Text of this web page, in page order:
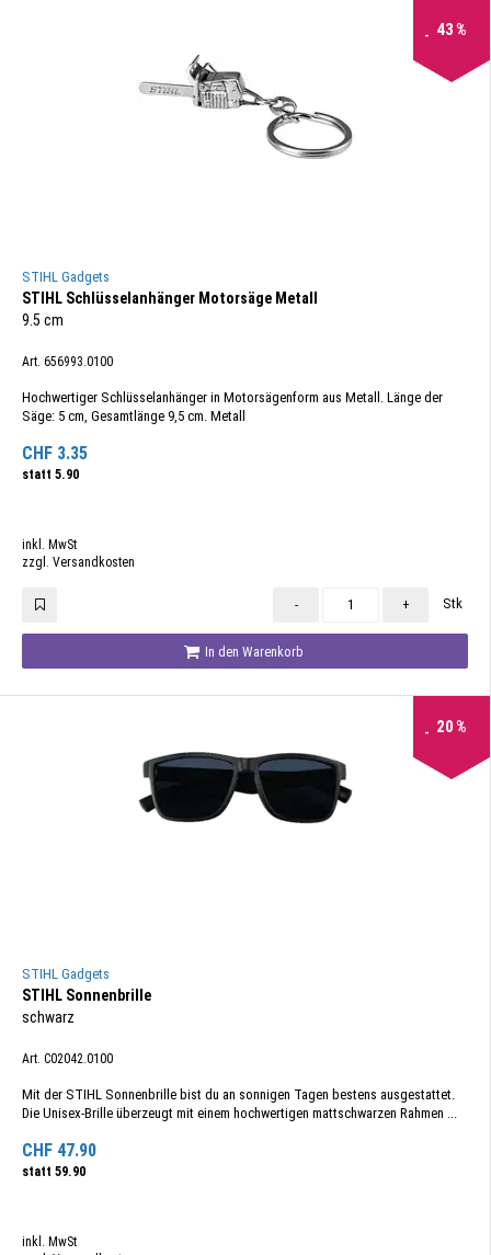
43%
STIHL Gadgets
STIHL Schlüsselanhänger Motorsäge Metall
9.5 cm
Art. 656993.0100
Hochwertiger Schlüsselanhänger in Motorsägenform aus Metall. Länge der
Säge: 5 cm, Gesamtlänge 9,5 cm. Metall
CHF 3.35
statt 5.90
inkl. MwSt
zzgl. Versandkosten
- + Stk
In den Warenkorb
20%
STIHL Gadgets
STIHL Sonnenbrille
schwarz
Art. C02042.0100
Mit der STIHL Sonnenbrille bist du an sonnigen Tagen bestens ausgestattet.
Die Unisex-Brille überzeugt mit einem hochwertigen mattschwarzen Rahmen ...
CHF 47.90
statt 59.90
inkl. MwSt